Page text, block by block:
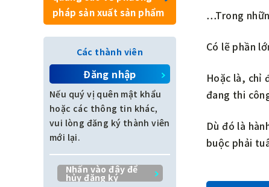
…Trong
Có lẽ phần
Hoặc là, chỉ
đang thi
Dù đó là
buộc phải
Sắp xếp tài liệu
Quản lý chất lượng
Quản lý chất lượng thành
phẩm
Quản lý quy trình
dụng
pháp sản xuất sản phẩm
Các thành viên
Đăng nhập
Nếu quý vị quên mật khẩu
hoặc các thông tin khác,
vui lòng đăng ký thành viên
mới lại.
Nhấn vào đây để
hủy đăng ký